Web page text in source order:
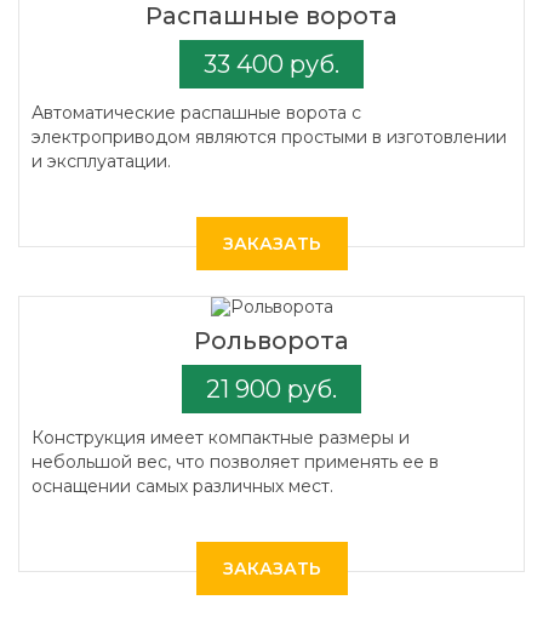
Распашные ворота
33 400 руб.
Автоматические распашные ворота с
электроприводом являются простыми в изготовлении
и эксплуатации.
ЗАКАЗАТЬ
Рольворота
21 900 руб.
Конструкция имеет компактные размеры и
небольшой вес, что позволяет применять ее в
оснащении самых различных мест.
ЗАКАЗАТЬ